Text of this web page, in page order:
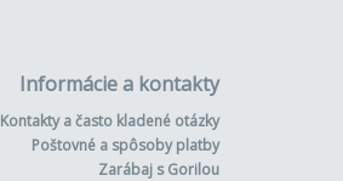
Informácie a kontakty
Kontakty a často kladené otázky
Poštovné a spôsoby platby
Zarábaj s Gorilou